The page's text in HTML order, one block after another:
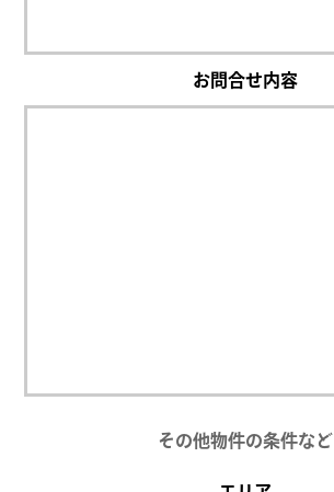
お問合せ内容
その他物件の条件など